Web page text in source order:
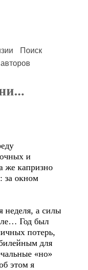
Поиск
и
же капризно
за окном
неделя, а силы
Год был
потерь,
для
«но»
этом я